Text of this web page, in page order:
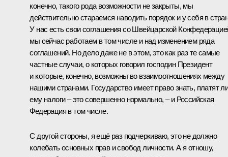
конечно, такого рода возможности не закрыты, мы
действительно стараемся наводить порядок и у себя в
У нас есть свои соглашения со Швейцарской
мы сейчас работаем в том числе и над изменением ряда
соглашений. Но дело даже не в этом, это как раз те самые
частные случаи, о которых говорил господин Президент
и которые, конечно, возможны во взаимоотношениях между
нашими странами. Государство имеет право знать, платят
ему налоги – это совершенно нормально, – и Российская
Федерация в том числе.
С другой стороны, я ещё раз подчеркиваю, это не должно
колебать основных прав и свобод личности. А я отношу,